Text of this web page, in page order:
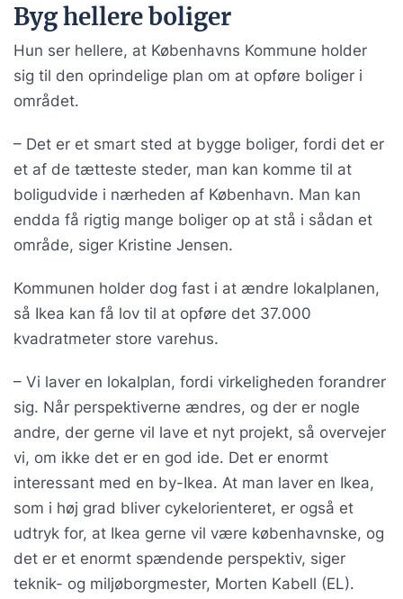
Byg hellere boliger
Hun ser hellere, at Københavns Kommune holder
sig til den oprindelige plan om at opføre boliger i
området.
– Det er et smart sted at bygge boliger, fordi det er
et af de tætteste steder, man kan komme til at
boligudvide i nærheden af København. Man kan
endda få rigtig mange boliger op at stå i sådan et
område, siger Kristine Jensen.
Kommunen holder dog fast i at ændre lokalplanen,
så Ikea kan få lov til at opføre det 37.000
kvadratmeter store varehus.
– Vi laver en lokalplan, fordi virkeligheden forandrer
sig. Når perspektiverne ændres, og der er nogle
andre, der gerne vil lave et nyt projekt, så overvejer
vi, om ikke det er en god ide. Det er enormt
interessant med en by-Ikea. At man laver en Ikea,
som i høj grad bliver cykelorienteret, er også et
udtryk for, at Ikea gerne vil være københavnske, og
det er et enormt spændende perspektiv, siger
teknik- og miljøborgmester, Morten Kabell (EL).